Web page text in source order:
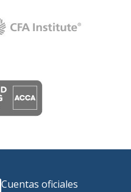
Cuentas oficiales